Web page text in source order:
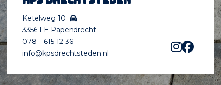
Ketelweg 10
3356 LE Papendrecht
078 – 615 12 36
info@kpsdrechtsteden.nl